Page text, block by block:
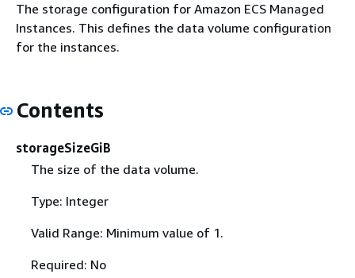
The storage configuration for Amazon ECS Managed
Instances. This defines the data volume configuration
for the instances.
Contents
storageSizeGiB
The size of the data volume.
Type: Integer
Valid Range: Minimum value of 1.
Required: No